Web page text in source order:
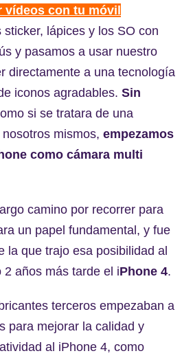
vídeos con tu móvil
lápices y los SO con
y pasamos a usar nuestro
directamente a una tecnología
iconos agradables. Sin
si se tratara de una
mismos, empezamos
como cámara multi
camino por recorrer para
un papel fundamental, y fue
la que trajo esa posibilidad al
2 años más tarde el iPhone 4.
terceros empezaban a
para mejorar la calidad y
al iPhone 4, como